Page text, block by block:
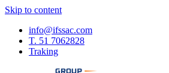
Skip to content
info@ifssac.com
T. 51 7062828
Traking